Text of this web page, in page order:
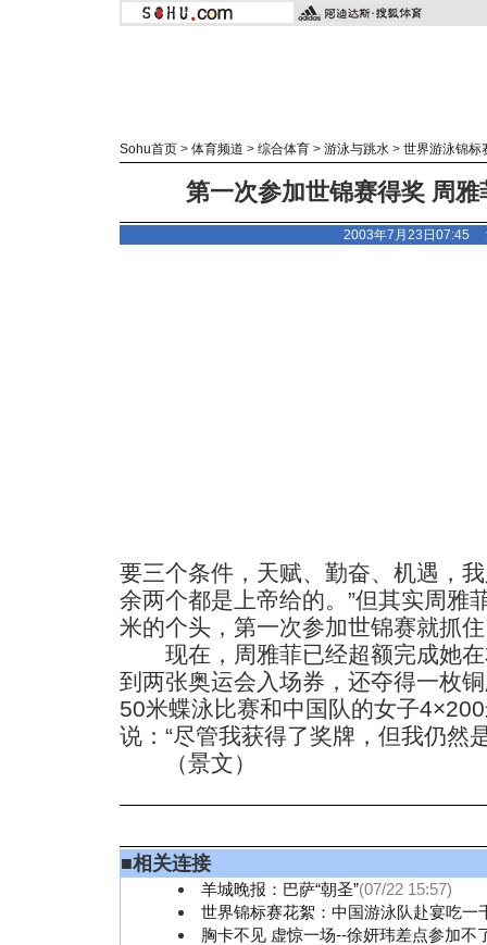
Sohu首页 > 体育频道 > 综合体育 > 游泳与跳水 > 世界游泳锦标
第一次参加世锦赛得奖 周
2003年7月23日07:45
要三个条件，天赋、勤奋、机遇，
余两个都是上帝给的。”但其实周雅
米的个头，第一次参加世锦赛就抓
现在，周雅菲已经超额完成她在
到两张奥运会入场券，还夺得一枚
50米蝶泳比赛和中国队的女子
说：“尽管我获得了奖牌，但我仍然
（景文）
■相关连接
羊城晚报：巴萨“朝圣”(07/22 15:57)
世界锦标赛花絮：中国游泳队赴宴吃一
胸卡不见 虚惊一场--徐妍玮差点参加不